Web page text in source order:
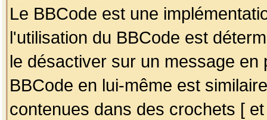
Le BBCode est une
l'utilisation du BBCode est
le désactiver sur un message
BBCode en lui-même est
contenues dans des crochets [